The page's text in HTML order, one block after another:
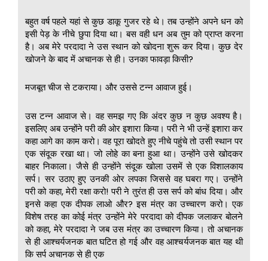
बहुत वर्ष पहले यहां से कुछ डाकू गुजर रहे थे। तब उन्होंने अपने धन को
इसी पेड़ के नीचे छुपा दिया था। बस वही धन अब तुम को प्राप्त करना
है। अब मेरे परदादा ने उस स्थान को खोदना शुरू कर दिया। कुछ देर
खोजने के बाद में अचानक से ही। उनका फावड़ा किसी?
मजबूत चीज से टकराया। और उससे टन्न आवाज हुई।
उस टन्न आवाज से। वह समझ गए कि अंदर कुछ न कुछ अवश्य है।
इसलिए अब उन्होंने परी की ओर इशारा किया। परी ने भी उन्हें इशारा कर
कहा आगे का काम करो। वह पूरा खोदते हुए नीचे पहुंचे तो उसी स्थान पर
एक संदूक रखा था। जो लोहे का बना हुआ था। उन्होंने उसे खोदकर
बाहर निकाला। जैसे ही उन्होंने संदूक खोला उसमें से एक विशालकाय
सर्प। सर उठाए हुए उनकी ओर लपका जिससे वह घबरा गए। उन्होंने
परी को कहा, मेरी रक्षा करो! परी ने तुरंत ही उस सर्प को बांध दिया। और
इनसे कहा एक दीपक लाओ और? इस मंत्र का उच्चारण करो। एक
विशेष तरह का कोई मंत्र उन्होंने मेरे परदादा को दीपक जलाकर बोलने
को कहा, मेरे परदादा ने जब उस मंत्र का उच्चारण किया। तो अचानक
से ही आश्चर्यजनक बात घटित हो गई और वह आश्चर्यजनक बात यह थी
कि सर्प अचानक से ही एक